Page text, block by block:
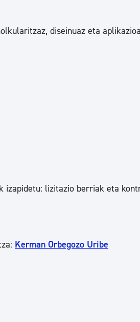
Iragarki ofizialen taula
diseinuaz eta
izapidetu: lizitazio berriak eta
Kerman Orbegozo Uribe